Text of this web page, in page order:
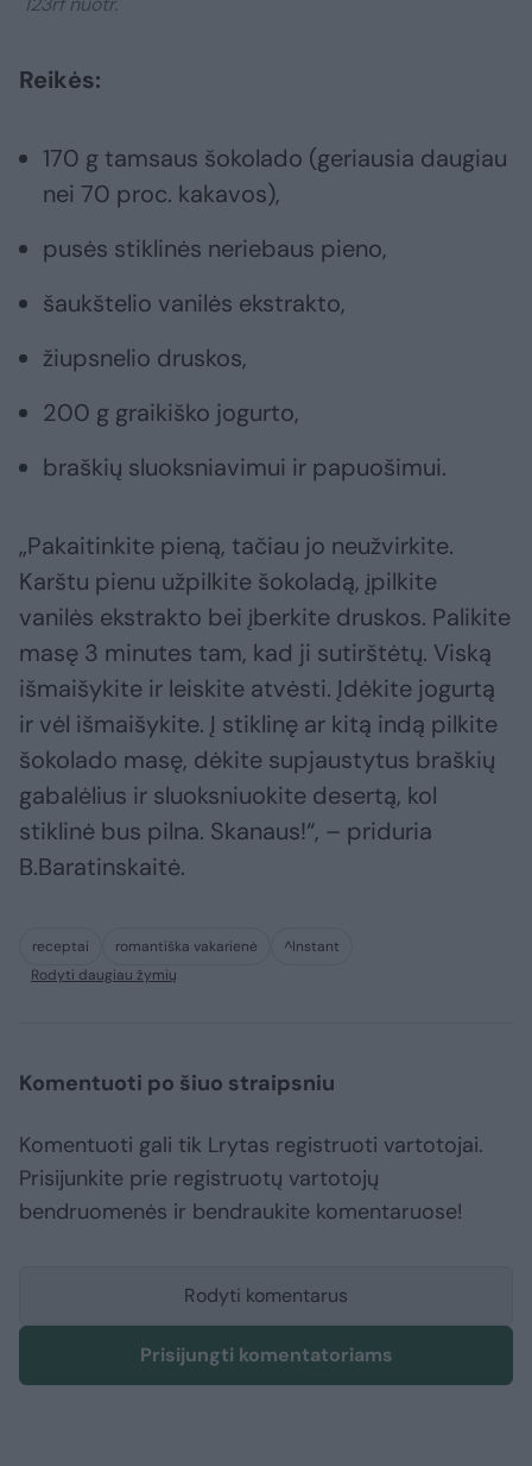
Reikės:
170 g tamsaus šokolado (geriausia daugiau
nei 70 proc. kakavos),
pusės stiklinės neriebaus pieno,
šaukštelio vanilės ekstrakto,
žiupsnelio druskos,
200 g graikiško jogurto,
braškių sluoksniavimui ir papuošimui.
„Pakaitinkite pieną, tačiau jo neužvirkite.
Karštu pienu užpilkite šokoladą, įpilkite
vanilės ekstrakto bei įberkite druskos. Palikite
masę 3 minutes tam, kad ji sutirštėtų. Viską
išmaišykite ir leiskite atvėsti. Įdėkite jogurtą
ir vėl išmaišykite. Į stiklinę ar kitą indą pilkite
šokolado masę, dėkite supjaustytus braškių
gabalėlius ir sluoksniuokite desertą, kol
stiklinė bus pilna. Skanaus!“, – priduria
B.Baratinskaitė.
receptai romantiška vakarienė
^Instant
Rodyti daugiau žymių
Komentuoti po šiuo straipsniu
Komentuoti gali tik Lrytas registruoti vartotojai.
Prisijunkite prie registruotų vartotojų
bendruomenės ir bendraukite komentaruose!
Rodyti komentarus
Prisijungti komentatoriams